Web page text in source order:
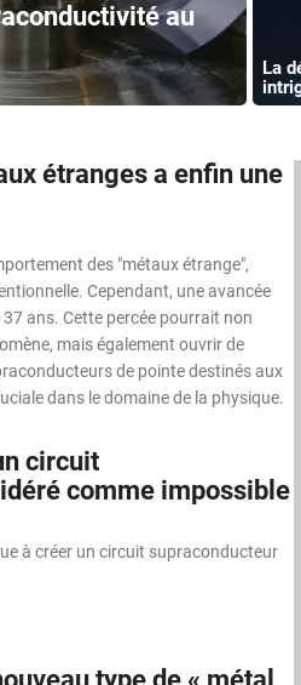
au
La
étranges a enfin une
des "métaux étrange",
Cependant, une avancée
ans. Cette percée pourrait non
mais également ouvrir de
de pointe destinés aux
dans le domaine de la physique.
circuit
comme impossible
à créer un circuit supraconducteur